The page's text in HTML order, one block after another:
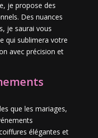
je propose des
Des nuances
je saurai vous
qui sublimera votre
avec précision et
que les mariages,
élégantes et